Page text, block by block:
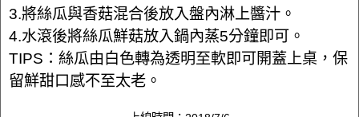
3.將絲瓜與香菇混合後放入盤內淋上醬汁。
4.水滾後將絲瓜鮮菇放入鍋內蒸5分鐘即可。
TIPS：絲瓜由白色轉為透明至軟即可開蓋上桌，保
留鮮甜口感不至太老。